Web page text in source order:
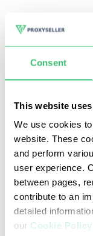
Consent
This website
We use cookies
website. These
and perform
user experience.
between pages,
contribute to an
detailed
our Cookie Policy
Nossos
de força
atividade
Mantemos
estáveis,